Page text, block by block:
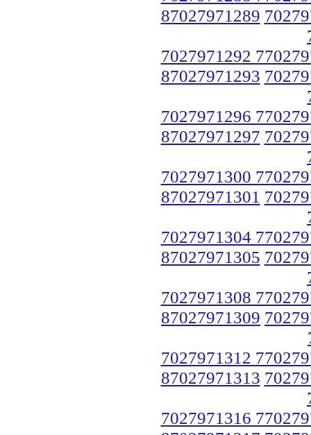
87027971289
7027971292
87027971293
7027971296
87027971297
7027971300
87027971301
7027971304
87027971305
7027971308
87027971309
7027971312
87027971313
7027971316